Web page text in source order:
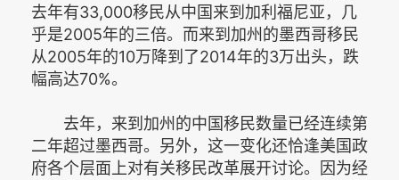
去年有33,000移民从中国来到加利福尼亚，几
乎是2005年的三倍。而来到加州的墨西哥移民
从2005年的10万降到了2014年的3万出头，跌
幅高达70%。
去年，来到加州的中国移民数量已经连续第
二年超过墨西哥。另外，这一变化还恰逢美国政
府各个层面上对有关移民改革展开讨论。因为经